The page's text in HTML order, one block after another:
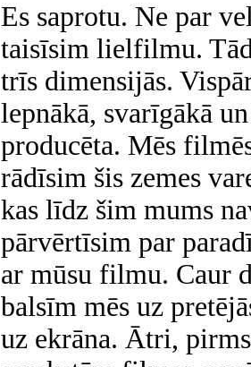
Es saprotu. Ne par
taisīsim lielfilmu.
trīs dimensijās.
lepnākā, svarīgākā
producēta. Mēs
rādīsim šis zemes
kas līdz šim mums
pārvērtīsim par
ar mūsu filmu. Caur
balsīm mēs uz
uz ekrāna. Ātri,